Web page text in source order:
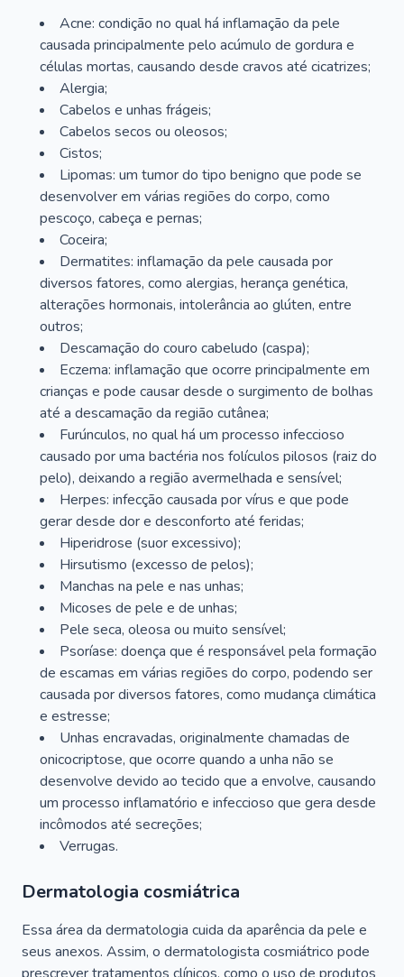
Acne: condição no qual há inflamação da pele
causada principalmente pelo acúmulo de gordura e
células mortas, causando desde cravos até cicatrizes;
Alergia;
Cabelos e unhas frágeis;
Cabelos secos ou oleosos;
Cistos;
Lipomas: um tumor do tipo benigno que pode se
desenvolver em várias regiões do corpo, como
pescoço, cabeça e pernas;
Coceira;
Dermatites: inflamação da pele causada por
diversos fatores, como alergias, herança genética,
alterações hormonais, intolerância ao glúten, entre
outros;
Descamação do couro cabeludo (caspa);
Eczema: inflamação que ocorre principalmente em
crianças e pode causar desde o surgimento de bolhas
até a descamação da região cutânea;
Furúnculos, no qual há um processo infeccioso
causado por uma bactéria nos folículos pilosos (raiz do
pelo), deixando a região avermelhada e sensível;
Herpes: infecção causada por vírus e que pode
gerar desde dor e desconforto até feridas;
Hiperidrose (suor excessivo);
Hirsutismo (excesso de pelos);
Manchas na pele e nas unhas;
Micoses de pele e de unhas;
Pele seca, oleosa ou muito sensível;
Psoríase: doença que é responsável pela formação
de escamas em várias regiões do corpo, podendo ser
causada por diversos fatores, como mudança climática
e estresse;
Unhas encravadas, originalmente chamadas de
onicocriptose, que ocorre quando a unha não se
desenvolve devido ao tecido que a envolve, causando
um processo inflamatório e infeccioso que gera desde
incômodos até secreções;
Verrugas.
Dermatologia cosmiátrica
Essa área da dermatologia cuida da aparência da pele e
seus anexos. Assim, o dermatologista cosmiátrico pode